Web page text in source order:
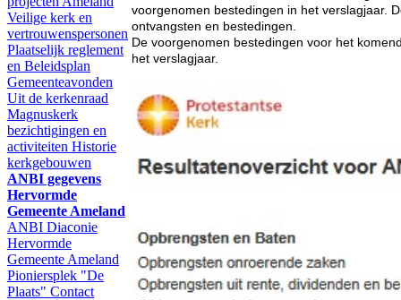
Veilige kerk en
vertrouwenspersonen
Plaatselijk reglement
en Beleidsplan
Gemeenteavonden
Uit de kerkenraad
Magnuskerk
bezichtigingen en
activiteiten Historie
kerkgebouwen
ANBI gegevens
Hervormde
Gemeente Ameland
ANBI Diaconie
Hervormde
Gemeente Ameland
Pioniersplek "De
Plaats" Contact
voorgenomen bestedingen in het verslagjaar.
ontvangsten en bestedingen.
De voorgenomen bestedingen voor het
het verslagjaar.